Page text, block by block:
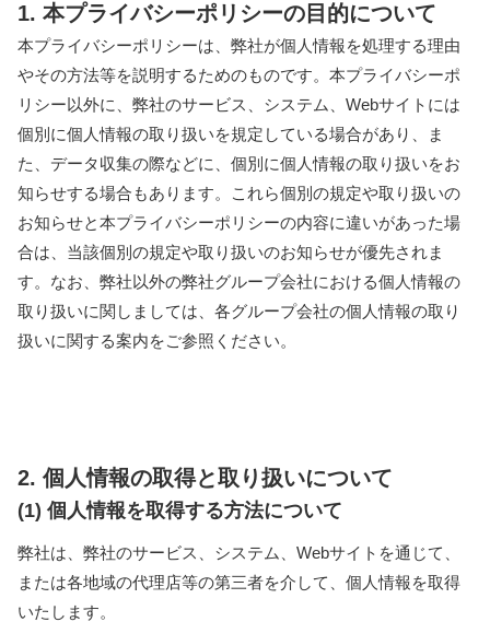
1. 本プライバシーポリシーの目的について
本プライバシーポリシーは、弊社が個人情報を処理する理由
やその方法等を説明するためのものです。本プライバシーポ
リシー以外に、弊社のサービス、システム、Webサイトには
個別に個人情報の取り扱いを規定している場合があり、ま
た、データ収集の際などに、個別に個人情報の取り扱いをお
知らせする場合もあります。これら個別の規定や取り扱いの
お知らせと本プライバシーポリシーの内容に違いがあった場
合は、当該個別の規定や取り扱いのお知らせが優先されま
す。なお、弊社以外の弊社グループ会社における個人情報の
取り扱いに関しましては、各グループ会社の個人情報の取り
扱いに関する案内をご参照ください。
2. 個人情報の取得と取り扱いについて
(1) 個人情報を取得する方法について
弊社は、弊社のサービス、システム、Webサイトを通じて、
または各地域の代理店等の第三者を介して、個人情報を取得
いたします。